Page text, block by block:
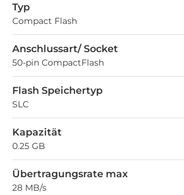
Typ
Compact Flash
Anschlussart/ Socket
50-pin CompactFlash
Flash Speichertyp
SLC
Kapazität
0.25 GB
Übertragungsrate max
28 MB/s